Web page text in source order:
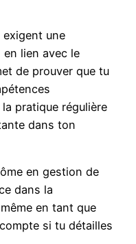
une
en lien avec le
de prouver que tu
pratique régulière
dans ton
en gestion de
dans la
en tant que
si tu détailles